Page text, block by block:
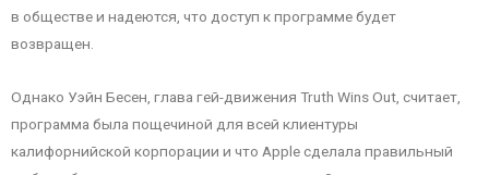
в обществе и надеются, что доступ к программе будет
возвращен.
Однако Уэйн Бесен, глава гей-движения Truth Wins Out, считает,
программа была пощечиной для всей клиентуры
калифорнийской корпорации и что Apple сделала правильный